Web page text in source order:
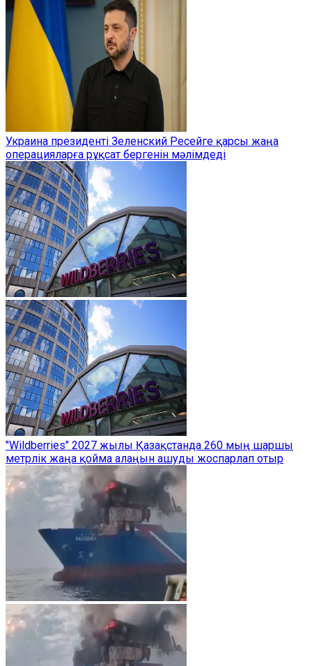
Украина президенті Зеленский Ресейге қарсы жаңа
операцияларға рұқсат бергенін мәлімдеді
"Wildberries" 2027 жылы Қазақстанда 260 мың шаршы
метрлік жаңа қойма алаңын ашуды жоспарлап отыр